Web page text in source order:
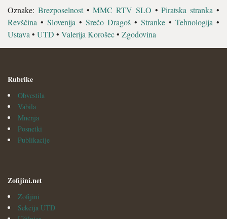
Oznake: Brezposelnost•MMC RTV SLO •Piratska stranka •
Revščina • Slovenija • Srečo Dragoš • Stranke • Tehnologija •
Ustava • UTD • Valerija Korošec• Zgodovina
Rubrike
Obvestila
Vabila
Mnenja
Posnetki
Publikacije
Zofijini.net
Zofijini
Sekcija UTD